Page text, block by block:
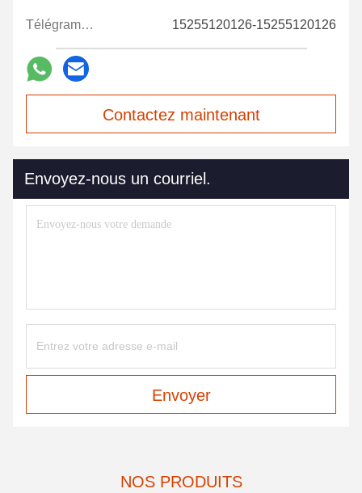
Télégramme: 15255120126-15255120126
Contactez maintenant
Envoyez-nous un courriel.
Envoyer
NOS PRODUITS